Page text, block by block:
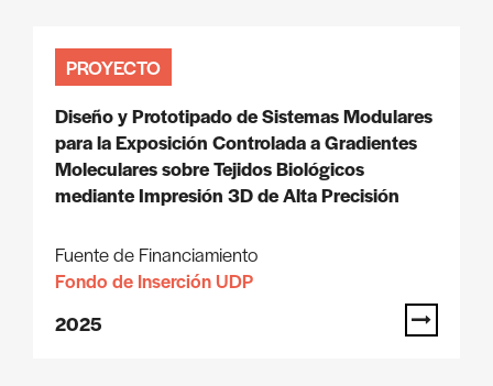
PROYECTO
Diseño y Prototipado de Sistemas Modulares
para la Exposición Controlada a Gradientes
Moleculares sobre Tejidos Biológicos
mediante Impresión 3D de Alta Precisión
Fuente de Financiamiento
Fondo de Inserción UDP
2025